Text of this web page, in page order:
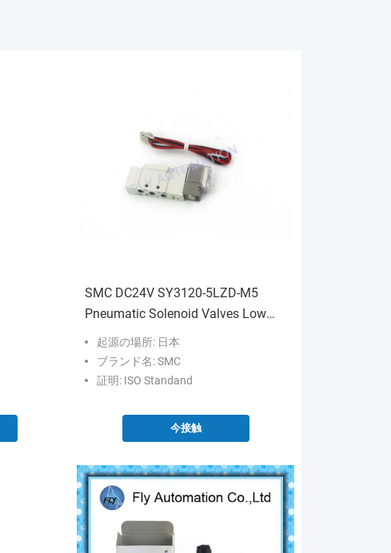
SMC DC24V SY3120-5LZD-M5
Pneumatic Solenoid Valves Low
Power 0.35W 5/2 Way
起源の場所: 日本
ブランド名: SMC
証明: ISO Standand
今接触